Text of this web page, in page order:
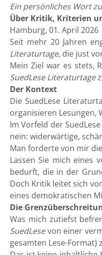
Ein persönliches Wort
Über Kritik, Kriterien
Hamburg, 01. April 2026
Seit mehr 20 Jahren
Literaturtage, die just
Mein Ziel war es stets,
SuedLese Literaturtage
Der Kontext
Die SuedLese
organisieren Lesungen,
Im Vorfeld der
nein: widerwärtige,
Man forderte von mir
Lassen Sie mich eines
bedurft, die in der
Doch Kritik leitet sich
eines demokratischen
Die
Was mich zutiefst
SuedLesevon einer
gesamten Lese-